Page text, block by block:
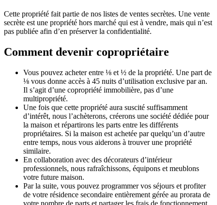
Cette propriété fait partie de nos listes de ventes secrètes. Une vente
secrète est une propriété hors marché qui est à vendre, mais qui n’est
pas publiée afin d’en préserver la confidentialité.
Comment devenir copropriétaire
Vous pouvez acheter entre ⅛ et ½ de la propriété. Une part de
⅛ vous donne accès à 45 nuits d’utilisation exclusive par an.
Il s’agit d’une copropriété immobilière, pas d’une
multipropriété.
Une fois que cette propriété aura suscité suffisamment
d’intérêt, nous l’achèterons, créerons une société dédiée pour
la maison et répartirons les parts entre les différents
propriétaires. Si la maison est achetée par quelqu’un d’autre
entre temps, nous vous aiderons à trouver une propriété
similaire.
En collaboration avec des décorateurs d’intérieur
professionnels, nous rafraîchissons, équipons et meublons
votre future maison.
Par la suite, vous pouvez programmer vos séjours et profiter
de votre résidence secondaire entièrement gérée au prorata de